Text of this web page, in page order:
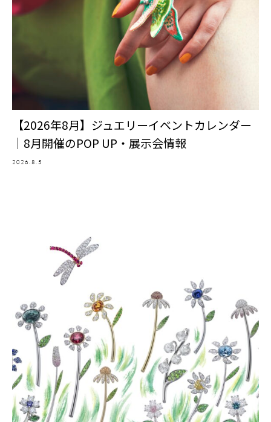
【2026年8月】ジュエリーイベントカレンダー
｜8月開催のPOP UP・展示会情報
2026.8.5